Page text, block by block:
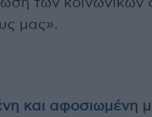
των κοινωνικών
μας».
και αφοσιωμένη